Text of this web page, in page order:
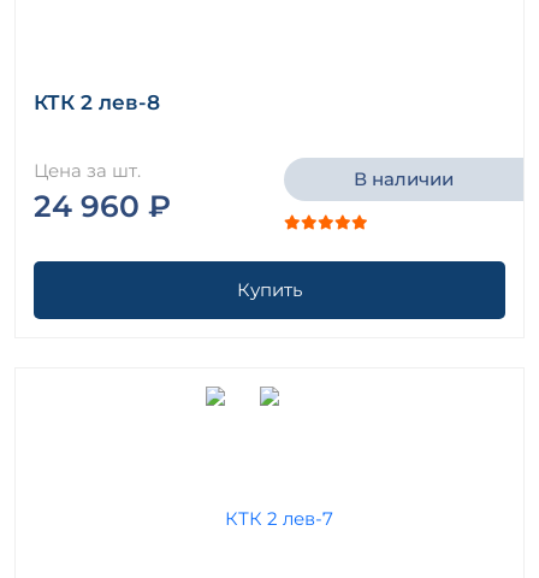
КТК 2 лев-8
Цена за шт.
24 960 ₽
В наличии
Купить